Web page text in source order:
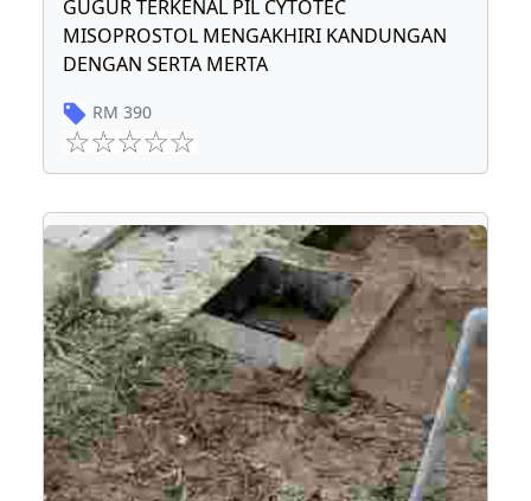
GUGUR TERKENAL PIL CYTOTEC
MISOPROSTOL MENGAKHIRI KANDUNGAN
DENGAN SERTA MERTA
RM 390